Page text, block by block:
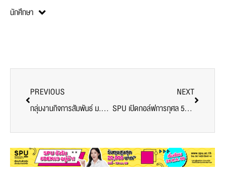
นักศึกษา
PREVIOUS
กลุ่มงานกิจการสัมพันธ์ ม.ศรีปทุม รวมพลังทำดีด้วยหัวใจ จิตอาสาร่วมบริจาคสิ่งของให้แก่มูลนิธิกระจกเงา
NEXT
SPU เปิดกอล์ฟการกุศล 53 ปีมหาวิทยาลัยศรีปทุม